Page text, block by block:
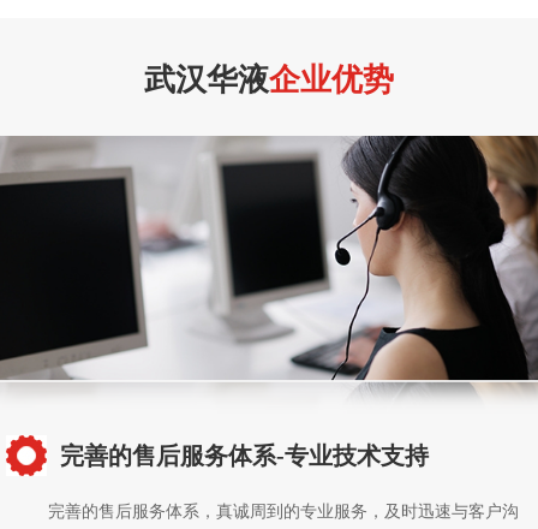
武汉华液企业优势
完善的售后服务体系-专业技术支持
完善的售后服务体系，真诚周到的专业服务，及时迅速与客户沟